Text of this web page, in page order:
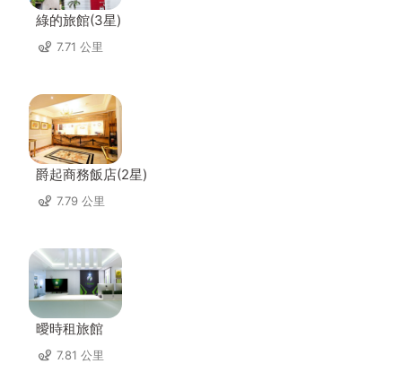
綠的旅館(3星)
7.71 公里
爵起商務飯店(2星)
7.79 公里
曖時租旅館
7.81 公里